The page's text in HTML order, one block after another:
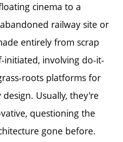
cinema to a
railway site or
entirely from scrap
initiated, involving do-it-
roots platforms for
Usually, they're
questioning the
gone before.